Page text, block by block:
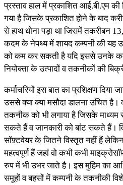
प्रस्ताव हाल में प्रकाशित आई.बी.एम की
गया है जिसके प्रकाशित होने के बाद
से हाथ धोना पड़ा था जिसमें तकरीबन
कदम के नेपथ्य में शायद कम्पनी की यह
को कम कर सकती है यदि इससे उनके
नियोक्ता के उत्पादों व तकनीकों की
कर्माचरियों इस बात का प्रशिक्षण दिया
उससे क्या क्या मसौदा डालना उचित
तकनीक को भी लगाया है जिसके
सकते हैं व जानकारी को बांट सकते हैं।
सॉफ़्टवेयर के जितने विस्तृत नहीं हैं
महत्वपूर्ण हैं जहां वो कभी कभी
रुप में भी उभर जाते है। इस मुहिम का
समूहों व बहसों में कम्पनी के तकनीकी